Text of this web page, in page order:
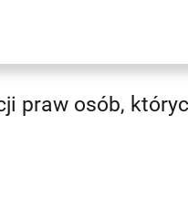
praw osób,